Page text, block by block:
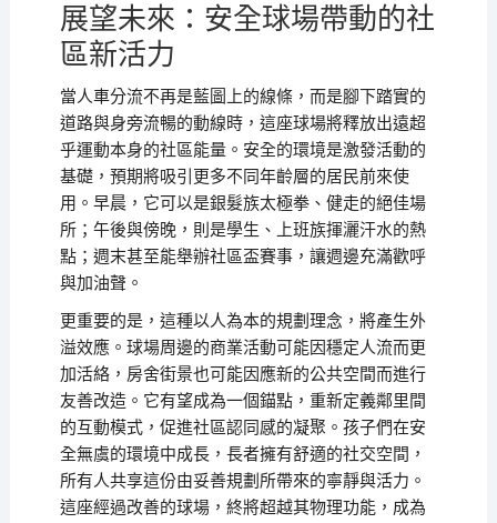
展望未來：安全球場帶動的社
區新活力
當人車分流不再是藍圖上的線條，而是腳下踏實的
道路與身旁流暢的動線時，這座球場將釋放出遠超
乎運動本身的社區能量。安全的環境是激發活動的
基礎，預期將吸引更多不同年齡層的居民前來使
用。早晨，它可以是銀髮族太極拳、健走的絕佳場
所；午後與傍晚，則是學生、上班族揮灑汗水的熱
點；週末甚至能舉辦社區盃賽事，讓週邊充滿歡呼
與加油聲。
更重要的是，這種以人為本的規劃理念，將產生外
溢效應。球場周邊的商業活動可能因穩定人流而更
加活絡，房舍街景也可能因應新的公共空間而進行
友善改造。它有望成為一個錨點，重新定義鄰里間
的互動模式，促進社區認同感的凝聚。孩子們在安
全無虞的環境中成長，長者擁有舒適的社交空間，
所有人共享這份由妥善規劃所帶來的寧靜與活力。
這座經過改善的球場，終將超越其物理功能，成為